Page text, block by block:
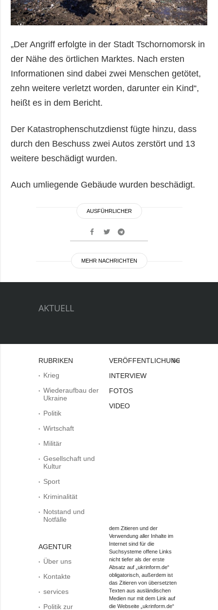
„Der Angriff erfolgte in der Stadt Tschornomorsk in
der Nähe des örtlichen Marktes. Nach ersten
Informationen sind dabei zwei Menschen getötet,
zehn weitere verletzt worden, darunter ein Kind“,
heißt es in dem Bericht.
Der Katastrophenschutzdienst fügte hinzu, dass
durch den Beschuss zwei Autos zerstört und 13
weitere beschädigt wurden.
Auch umliegende Gebäude wurden beschädigt.
AUSFÜHRLICHER
MEHR NACHRICHTEN
AKTUELL
RUBRIKEN
Krieg
Wiederaufbau der
Ukraine
Politik
Wirtschaft
Militär
Gesellschaft und
Kultur
Sport
Kriminalität
Notstand und
Notfälle
AGENTUR
Über uns
Kontakte
services
Politik zur
VERÖFFENTLICHUNGEN
INTERVIEW
FOTOS
VIDEO
Bei
dem Zitieren und der
Verwendung aller Inhalte im
Internet sind für die
Suchsysteme offene Links
nicht tiefer als der erste
Absatz auf „ukrinform.de“
obligatorisch, außerdem ist
das Zitieren von übersetzten
Texten aus ausländischen
Medien nur mit dem Link auf
die Webseite „ukrinform.de“